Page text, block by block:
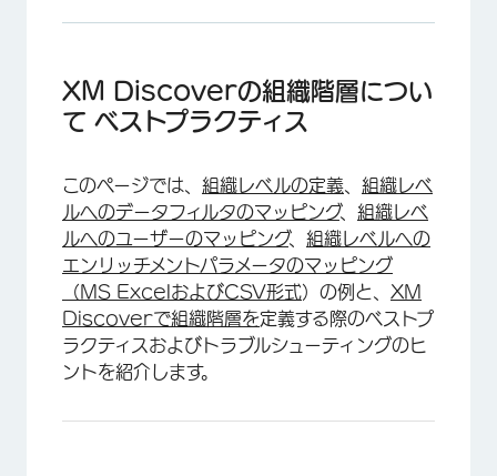
組織レベルの定義例
例
ユーザーを組織レベルにマッピングする例
エンリッチメント・パラメータを組織レベルにマ
ッピングする例
組織階層の定義 トラブルシューティング
XM Discoverの組織階層につい
て ベストプラクティス
このページでは、 組織レベルの定義
組織レベ
ルへのデータフィルタのマッピング、 組織レベ
ルへのユーザーのマッピング、 組織レベルへの
エンリッチメントパラメータのマッピング
（MS ExcelおよびCSV形式）の例と、 XM
Discoverで組織階層を定義する際のベストプ
ラクティスおよびトラブルシューティングのヒ
ントを紹介します。